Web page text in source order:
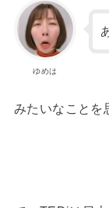
ゆめは
みたいなことを